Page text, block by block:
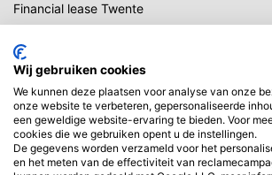
Financial lease Twente
Financial lease Zwolle
Wij gebruiken cookies
We kunnen deze plaatsen voor analyse van onze
onze website te verbeteren, gepersonaliseerde
een geweldige website-ervaring te bieden. Voor
cookies die we gebruiken opent u de instellingen.
De gegevens worden verzameld voor het
en het meten van de effectiviteit van